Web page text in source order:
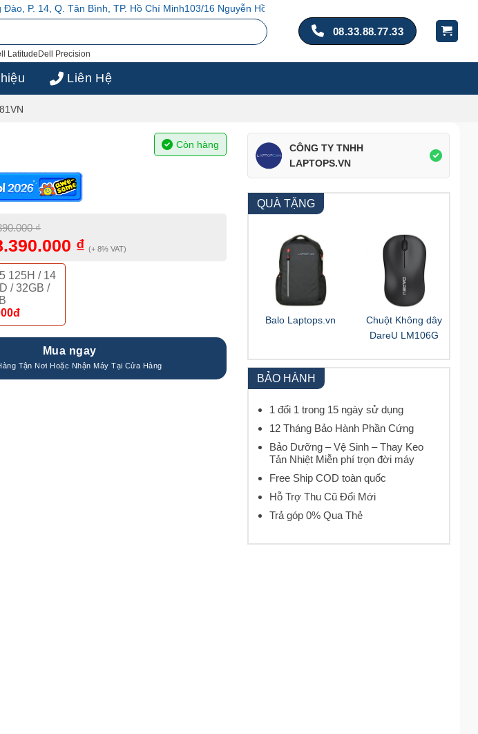
TP. Hồ Chí Minh103/16 Nguyễn Hồng Đào, P. 14, Q. Tân Bình, TP. Hồ Chí Minh
Latitude Dell Precision
08.33.88.77.33
Liên Hệ
Còn hàng
₫
₫ (+ 8% VAT)
125H / 14
/ 32GB /
Mua ngay
CÔNG TY TNHH
LAPTOPS.VN
QUÀ TẶNG
Balo Laptops.vn
Chuột Không dây
DareU LM106G
BẢO HÀNH
1 đổi 1 trong 15 ngày sử dụng
12 Tháng Bảo Hành Phần Cứng
Bảo Dưỡng – Vệ Sinh – Thay Keo
Tản Nhiệt Miễn phí trọn đời máy
Free Ship COD toàn quốc
Hỗ Trợ Thu Cũ Đổi Mới
Trả góp 0% Qua Thẻ